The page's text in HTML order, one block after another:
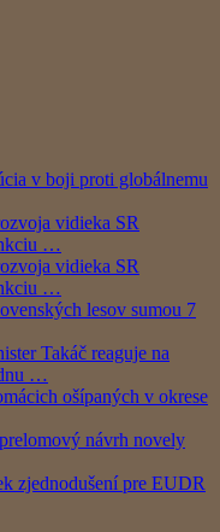
v boji proti globálnemu
vidieka SR
…
vidieka SR
…
lesov sumou 7
Takáč reaguje na
…
ošípaných v okrese
návrh novely
zjednodušení pre EUDR